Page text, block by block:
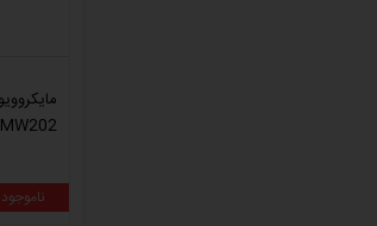
MW202
ناموجود